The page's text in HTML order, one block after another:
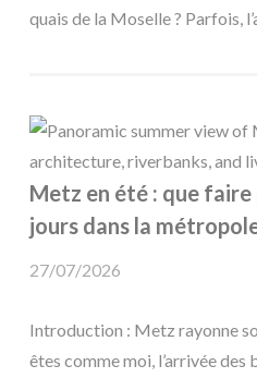
quais de la Moselle ? Parfois,
Metz en été : que
jours dans la
27/07/2026
Introduction : Metz rayonne
êtes comme moi, l’arrivée des